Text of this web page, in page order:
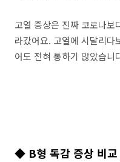
고열 증상은 진짜 코로나보
라갔어요. 고열에 시달리다
어도 전혀 통하기 않았습니
◆ B형 독감 증상 비교